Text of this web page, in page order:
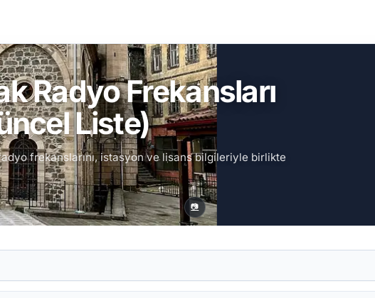
📷
Radyo Frekansları
Liste)
frekanslarını, istasyon ve lisans bilgileriyle birlikte